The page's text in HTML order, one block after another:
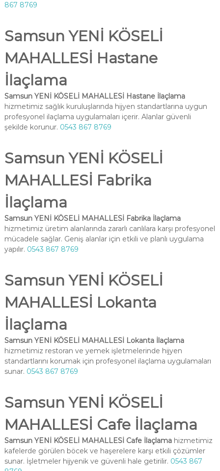
867 8769
Samsun YENİ KÖSELİ
MAHALLESİ Hastane
İlaçlama
Samsun YENİ KÖSELİ MAHALLESİ Hastane İlaçlama
hizmetimiz sağlık kuruluşlarında hijyen standartlarına uygun
profesyonel ilaçlama uygulamaları içerir. Alanlar güvenli
şekilde korunur. 0543 867 8769
Samsun YENİ KÖSELİ
MAHALLESİ Fabrika
İlaçlama
Samsun YENİ KÖSELİ MAHALLESİ Fabrika İlaçlama
hizmetimiz üretim alanlarında zararlı canlılara karşı profesyonel
mücadele sağlar. Geniş alanlar için etkili ve planlı uygulama
yapılır. 0543 867 8769
Samsun YENİ KÖSELİ
MAHALLESİ Lokanta
İlaçlama
Samsun YENİ KÖSELİ MAHALLESİ Lokanta İlaçlama
hizmetimiz restoran ve yemek işletmelerinde hijyen
standartlarını korumak için profesyonel ilaçlama uygulamaları
sunar. 0543 867 8769
Samsun YENİ KÖSELİ
MAHALLESİ Cafe İlaçlama
Samsun YENİ KÖSELİ MAHALLESİ Cafe İlaçlamahizmetimiz
kafelerde görülen böcek ve haşerelere karşı etkili çözümler
sunar. İşletmeler hijyenik ve güvenli hale getirilir. 0543 867